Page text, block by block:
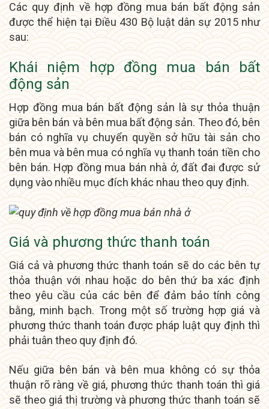
Các quy định về hợp đồng mua bán bất động sản
được thể hiện tại Điều 430 Bộ luật dân sự 2015 như
sau:
Khái niệm hợp đồng mua bán bất
động sản
Hợp đồng mua bán bất động sản là sự thỏa thuận
giữa bên bán và bên mua bất động sản. Theo đó, bên
bán có nghĩa vụ chuyển quyền sở hữu tài sản cho
bên mua và bên mua có nghĩa vụ thanh toán tiền cho
bên bán. Hợp đồng mua bán nhà ở, đất đai được sử
dụng vào nhiều mục đích khác nhau theo quy định.
Giá và phương thức thanh toán
Giá cả và phương thức thanh toán sẽ do các bên tự
thỏa thuận với nhau hoặc do bên thứ ba xác định
theo yêu cầu của các bên để đảm bảo tính công
bằng, minh bạch. Trong một số trường hợp giá và
phương thức thanh toán được pháp luật quy định thì
phải tuân theo quy định đó.
Nếu giữa bên bán và bên mua không có sự thỏa
thuận rõ ràng về giá, phương thức thanh toán thì giá
sẽ theo giá thị trường và phương thức thanh toán sẽ